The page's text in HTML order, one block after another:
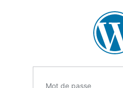
Mot de passe